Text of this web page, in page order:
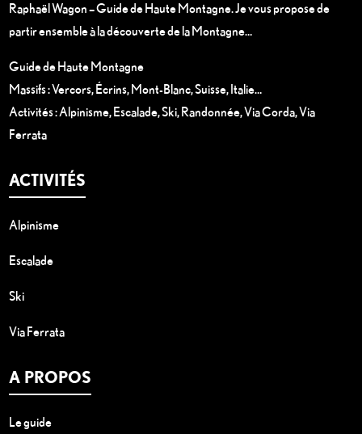
Raphaël Wagon – Guide de Haute Montagne. Je vous propose de
partir ensemble à la découverte de la Montagne…
Guide de Haute Montagne
Massifs : Vercors, Écrins, Mont-Blanc, Suisse, Italie…
Activités : Alpinisme, Escalade, Ski, Randonnée, Via Corda, Via
Ferrata
ACTIVITÉS
Alpinisme
Escalade
Ski
Via Ferrata
A PROPOS
Le guide